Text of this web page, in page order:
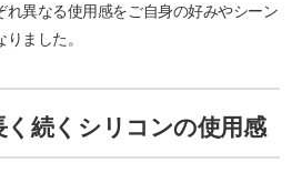
れ異なる使用感をご自身の好みやシーン
ました。
続くシリコンの使用感